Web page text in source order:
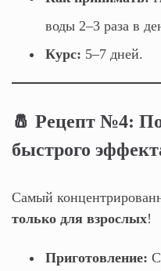
воды 2–3 раза в
Курс: 5–7 дней.
🧂 Рецепт №4:
быстрого
Самый
только для взрослых!
Приготовление: